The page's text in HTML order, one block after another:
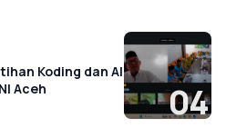
Koding dan AI
Aceh
04